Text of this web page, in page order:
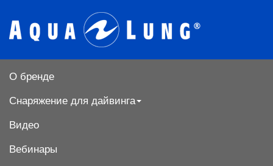
О бренде
Снаряжение для дайвинга
Видео
Вебинары